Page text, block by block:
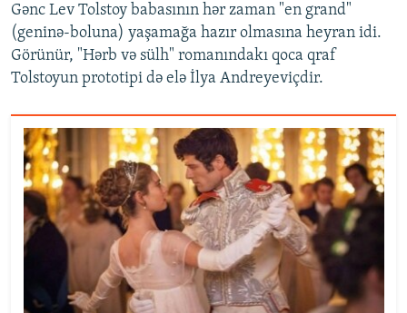
Gənc Lev Tolstoy babasının hər zaman "en grand"
(geninə-boluna) yaşamağa hazır olmasına heyran idi.
Görünür, "Hərb və sülh" romanındakı qoca qraf
Tolstoyun prototipi də elə İlya Andreyeviçdir.